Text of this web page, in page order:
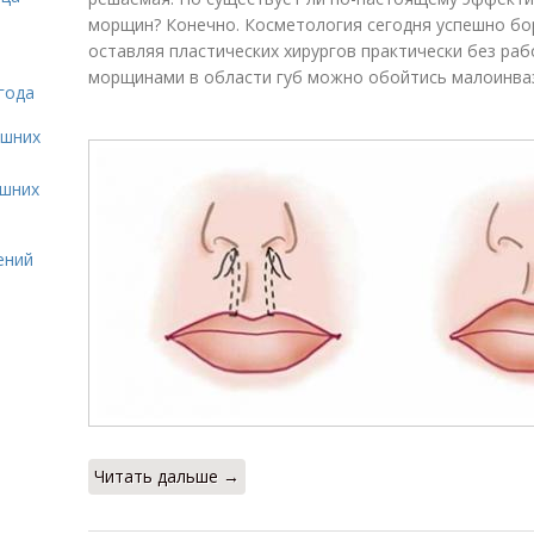
морщин? Конечно. Косметология сегодня успешно
оставляя пластических хирургов практически без
морщинами в области губ можно обойтись
Читать дальше →